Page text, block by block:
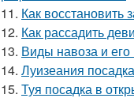
11. Как восстановить
12. Как рассадить
13. Виды навоза и
14. Луизеания
15. Туя посадка в